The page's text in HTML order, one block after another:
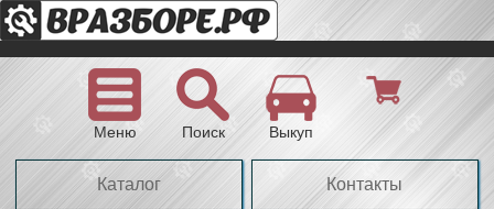
Меню Поиск Выкуп
Каталог Контакты